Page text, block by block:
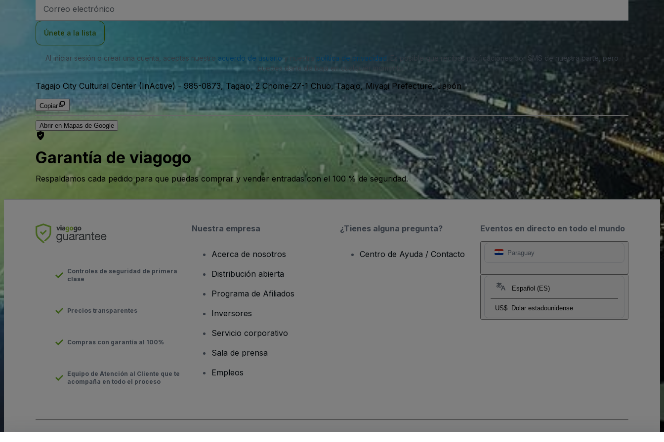
de
Únete a la lista
Al iniciar sesión o crear una cuenta, aceptas nuestro acuerdo de usuario y nuestra política de privacidad . Es posible que recibas notificaciones por SMS de nuestra parte, pero
puedes darte de baja en cualquier momento.
Tagajo City Cultural Center (InActive) - 985-0873, Tagajo, 2 Chome-27-1 Chuo, Tagajo, Miyagi Prefecture, Japón
Copiar
Abrir en Mapas de Google
Garantía de viagogo
Respaldamos cada pedido para que puedas comprar y vender entradas con el 100 % de seguridad.
Eventos en directo en todo el mundo
Paraguay
Español (ES)
US$ Dolar estadounidense
Controles de seguridad de primera
clase
Precios transparentes
Compras con garantía al 100%
Equipo de Atención al Cliente que te
acompaña en todo el proceso
Nuestra empresa
Acerca de nosotros
Distribución abierta
Programa de Afiliados
Inversores
Servicio corporativo
Sala de prensa
Empleos
¿Tienes alguna pregunta?
Centro de Ayuda / Contacto